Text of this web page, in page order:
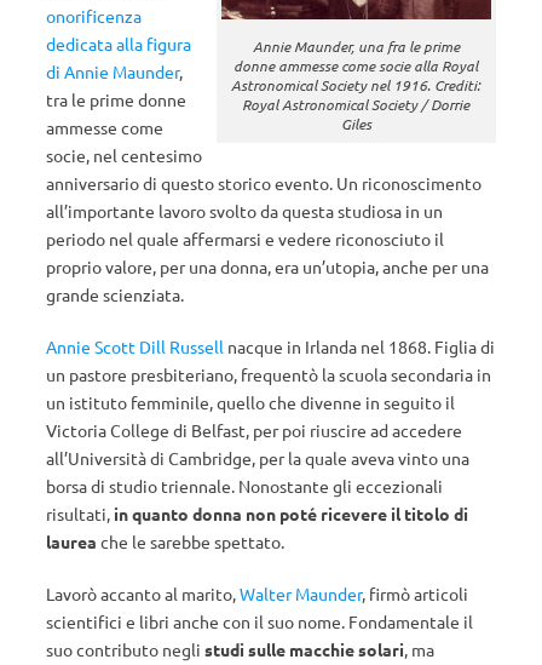
Annie Maunder, una fra le prime
donne ammesse come socie alla Royal
Astronomical Society nel 1916. Crediti:
Royal Astronomical Society / Dorrie
Giles
onorificenza
dedicata alla figura
di Annie Maunder,
tra le prime donne
ammesse come
socie, nel centesimo
anniversario di questo storico evento. Un riconoscimento
all’importante lavoro svolto da questa studiosa in un
periodo nel quale affermarsi e vedere riconosciuto il
proprio valore, per una donna, era un’utopia, anche per una
grande scienziata.
Annie Scott Dill Russell nacque in Irlanda nel 1868. Figlia di
un pastore presbiteriano, frequentò la scuola secondaria in
un istituto femminile, quello che divenne in seguito il
Victoria College di Belfast, per poi riuscire ad accedere
all’Università di Cambridge, per la quale aveva vinto una
borsa di studio triennale. Nonostante gli eccezionali
risultati, in quanto donna non poté ricevere il titolo di
laurea che le sarebbe spettato.
Lavorò accanto al marito,Walter Maunder, firmò articoli
scientifici e libri anche con il suo nome. Fondamentale il
suo contributo negli studi sulle macchie solari, ma